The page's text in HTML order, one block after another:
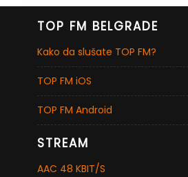
TOP FM BELGRADE
Kako da slušate TOP FM?
TOP FM iOS
TOP FM Android
STREAM
AAC 48 KBIT/S